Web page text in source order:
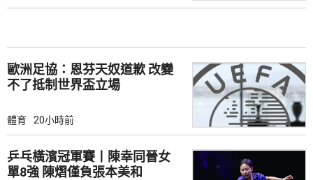
歐洲足協：恩芬天奴道歉 改變
不了抵制世界盃立場
體育 20小時前
乒乓橫濱冠軍賽丨陳幸同晉女
單8強 陳熠僅負張本美和